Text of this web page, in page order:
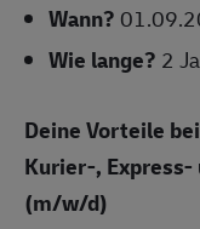
Wann?
Wie lange? 2
Deine Vorteile
Kurier-,
(m/w/d)